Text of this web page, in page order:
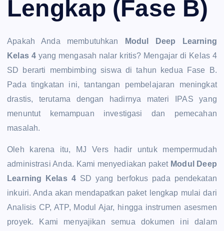
Lengkap (Fase B)
Apakah Anda membutuhkan
Modul Deep Learning
Kelas 4yang mengasah nalar kritis? Mengajar di Kelas 4
SD berarti membimbing siswa di tahun kedua Fase B.
Pada tingkatan ini, tantangan pembelajaran meningkat
drastis, terutama dengan hadirnya materi IPAS yang
menuntut kemampuan investigasi dan pemecahan
masalah.
Oleh karena itu, MJ Vers hadir untuk mempermudah
administrasi Anda. Kami menyediakan paket Modul Deep
Learning Kelas 4SD yang berfokus pada pendekatan
inkuiri. Anda akan mendapatkan paket lengkap mulai dari
Analisis CP, ATP, Modul Ajar, hingga instrumen asesmen
proyek. Kami menyajikan semua dokumen ini dalam